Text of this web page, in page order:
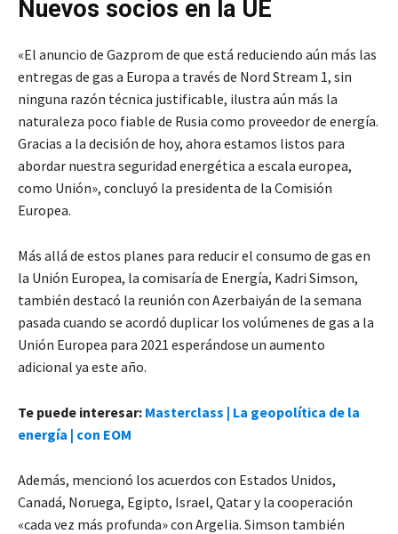
Nuevos socios en la UE
«El anuncio de Gazprom de que está reduciendo aún más las
entregas de gas a Europa a través de Nord Stream 1, sin
ninguna razón técnica justificable, ilustra aún más la
naturaleza poco fiable de Rusia como proveedor de energía.
Gracias a la decisión de hoy, ahora estamos listos para
abordar nuestra seguridad energética a escala europea,
como Unión», concluyó la presidenta de la Comisión
Europea.
Más allá de estos planes para reducir el consumo de gas en
la Unión Europea, la comisaría de Energía, Kadri Simson,
también destacó la reunión con Azerbaiyán de la semana
pasada cuando se acordó duplicar los volúmenes de gas a la
Unión Europea para 2021 esperándose un aumento
adicional ya este año.
Te puede interesar: Masterclass | La geopolítica de la
energía | con EOM
Además, mencionó los acuerdos con Estados Unidos,
Canadá, Noruega, Egipto, Israel, Qatar y la cooperación
«cada vez más profunda» con Argelia. Simson también